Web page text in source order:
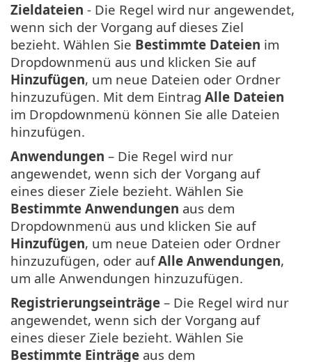
Zieldateien - Die Regel wird nur angewendet,
wenn sich der Vorgang auf dieses Ziel
bezieht. Wählen Sie Bestimmte Dateien im
Dropdownmenü aus und klicken Sie auf
Hinzufügen, um neue Dateien oder Ordner
hinzuzufügen. Mit dem Eintrag Alle Dateien
im Dropdownmenü können Sie alle Dateien
hinzufügen.
Anwendungen – Die Regel wird nur
angewendet, wenn sich der Vorgang auf
eines dieser Ziele bezieht. Wählen Sie
Bestimmte Anwendungen aus dem
Dropdownmenü aus und klicken Sie auf
Hinzufügen, um neue Dateien oder Ordner
hinzuzufügen, oder aufAlle Anwendungen,
um alle Anwendungen hinzuzufügen.
Registrierungseinträge – Die Regel wird nur
angewendet, wenn sich der Vorgang auf
eines dieser Ziele bezieht. Wählen Sie
Bestimmte Einträge aus dem